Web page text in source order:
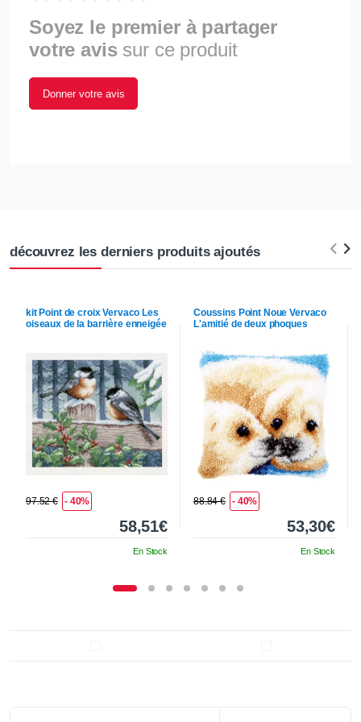
Soyez le premier à partager
votre avis sur ce produit
Donner votre avis
découvrez les derniers produits ajoutés
kit Point de croixVervaco Les
oiseaux de la barrière enneigée
97.52 € - 40%
58,51€
En Stock
Coussins Point NoueVervaco
L'amitié de deux phoques
88.84 € - 40%
53,30€
En Stock